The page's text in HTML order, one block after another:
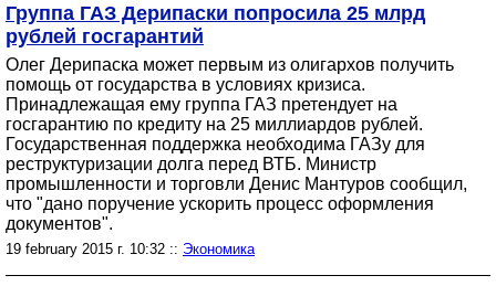
Группа ГАЗ Дерипаски попросила 25 млрд
рублей госгарантий
Олег Дерипаска может первым из олигархов получить
помощь от государства в условиях кризиса.
Принадлежащая ему группа ГАЗ претендует на
госгарантию по кредиту на 25 миллиардов рублей.
Государственная поддержка необходима ГАЗу для
реструктуризации долга перед ВТБ. Министр
промышленности и торговли Денис Мантуров сообщил,
что "дано поручение ускорить процесс оформления
документов".
19 february 2015 г. 10:32 :: Экономика